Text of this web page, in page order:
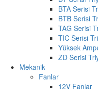
BTA Serisi
BTB Serisi
TAG Serisi
TIC Serisi
Yüksek
ZD Serisi
Mekanik
Fanlar
12V Fanlar